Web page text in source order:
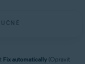
Fix automatically (Opravit